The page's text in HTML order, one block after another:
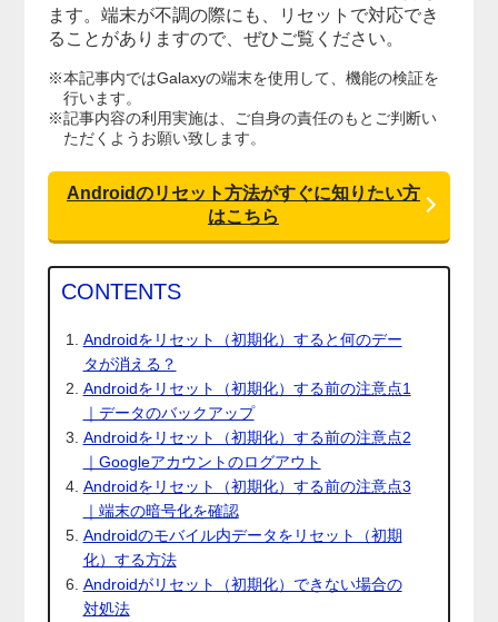
ます。端末が不調の際にも、リセットで対応でき
ることがありますので、ぜひご覧ください。
※本記事内ではGalaxyの端末を使用して、機能の検証を
行います。
※記事内容の利用実施は、ご自身の責任のもとご判断い
ただくようお願い致します。
Androidのリセット方法がすぐに知りたい方
はこちら
CONTENTS
Androidをリセット（初期化）すると何のデー
タが消える？
Androidをリセット（初期化）する前の注意点1
｜データのバックアップ
Androidをリセット（初期化）する前の注意点2
｜Googleアカウントのログアウト
Androidをリセット（初期化）する前の注意点3
｜端末の暗号化を確認
Androidのモバイル内データをリセット（初期
化）する方法
Androidがリセット（初期化）できない場合の
対処法